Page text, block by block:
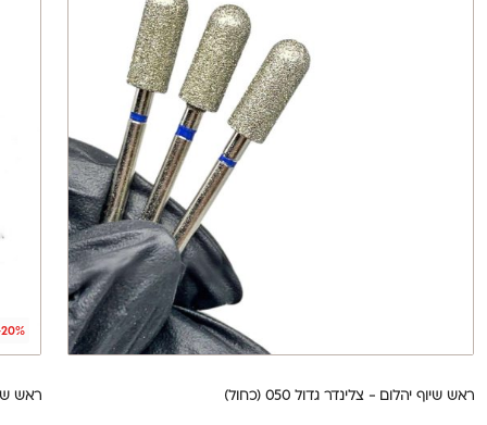
ראש שיוף יהלום - צלינדר גדול 050 (כחול) ראש שיוף